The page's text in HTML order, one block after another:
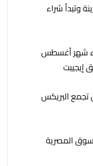
وتبدأ شراء
شهر أغسطس
إيجيبت
تجمع البريكس